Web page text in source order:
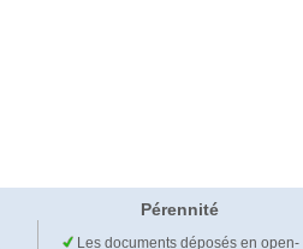
Pérennité
Les documents déposés en open-